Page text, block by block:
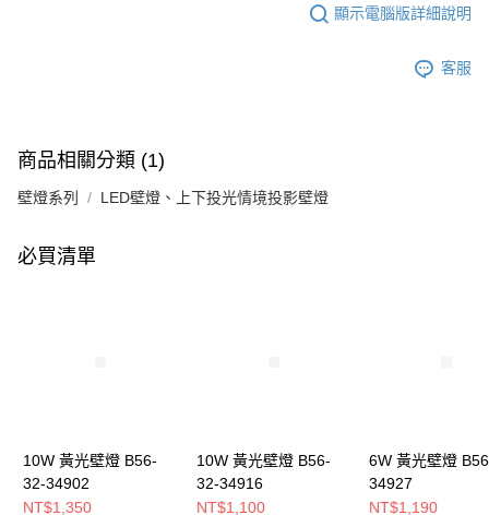
顯示電腦版詳細說明
客服
商品相關分類 (1)
壁燈系列 LED壁燈、上下投光情境投影壁燈
必買清單
10W 黃光壁燈 B56-
32-34902
NT$1,350
10W 黃光壁燈 B56-
32-34916
NT$1,100
6W 黃光壁燈
34927
NT$1,190